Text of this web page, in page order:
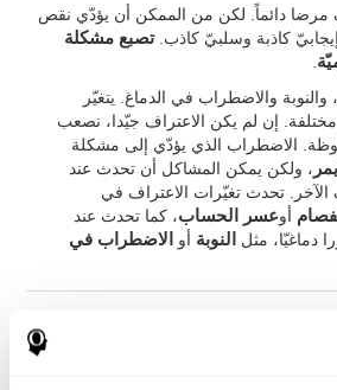
مرضا دائماً. لكن من الممكن أن يؤدّي نقص
كاذبة وسلبيّ كاذب.تصبع مشكلة
والاضطراب في الدماغ. يتغيّر
إن لم يكن الاعتراف جيّدا، نصعب
الاضطراب الذي يؤدّي إلى مشكلة
، ولكن يمكن المشاكل أن تحدث عند
الآخر. تحدث تغيّرات الاعتراف في
أوعسر الحساب، كما تحدث عند
دماغيّا، مثل
النوبة أو
الاضطراب في
الاعتراف؟